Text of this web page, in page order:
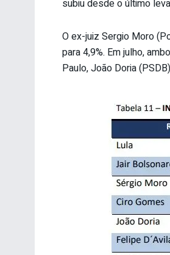
subiu desde o último
O ex-juiz Sergio Moro
para 4,9%. Em julho,
Paulo, João Doria